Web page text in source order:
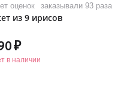
оценок заказывали 93 раза
из 9 ирисов
в наличии